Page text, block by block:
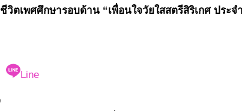
วิตเพศศึกษารอบด้าน “เพื่อนใจวัยใสสตรีสิริเกศ ประ
Line